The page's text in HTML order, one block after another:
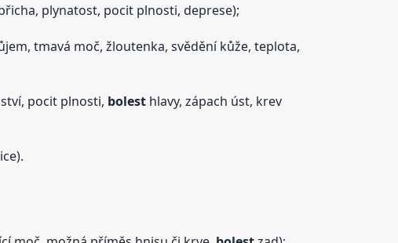
plynatost, pocit plnosti, deprese);
tmavá moč, žloutenka, svědění kůže, teplota,
pocit plnosti, bolesthlavy, zápach úst, krev